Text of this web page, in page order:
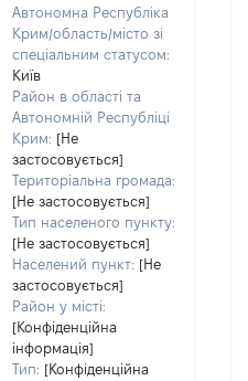
Автономна Республіка
Крим/область/місто зі
спеціальним статусом:
Київ
Район в області та
Автономній Республіці
Крим: [Не
застосовується]
Територіальна громада:
[Не застосовується]
Тип населеного пункту:
[Не застосовується]
Населений пункт: [Не
застосовується]
Район у місті:
[Конфіденційна
інформація]
Тип: [Конфіденційна